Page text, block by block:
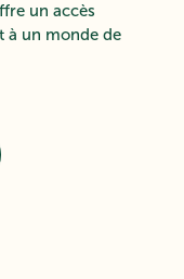
un accès
à un monde de